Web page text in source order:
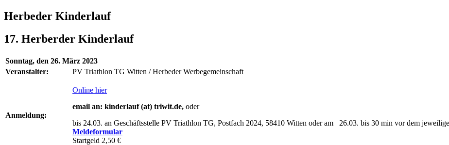
Herbeder Kinderlauf
17. Herberder Kinderlauf
Sonntag, den 26. März 2023
Veranstalter:
PV Triathlon TG Witten / Herbeder Werbegemeinschaft
Anmeldung:
Online hier
email an: kinderlauf (at) triwit.de, oder
bis 24.03. an Geschäftsstelle PV Triathlon TG, Postfach 2024, 58410 Witten oder am 26.03. bis 30 min vor dem
Meldeformular
Startgeld 2,50 €